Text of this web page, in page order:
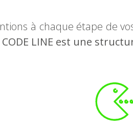
à chaque étape de
CODE LINE est une